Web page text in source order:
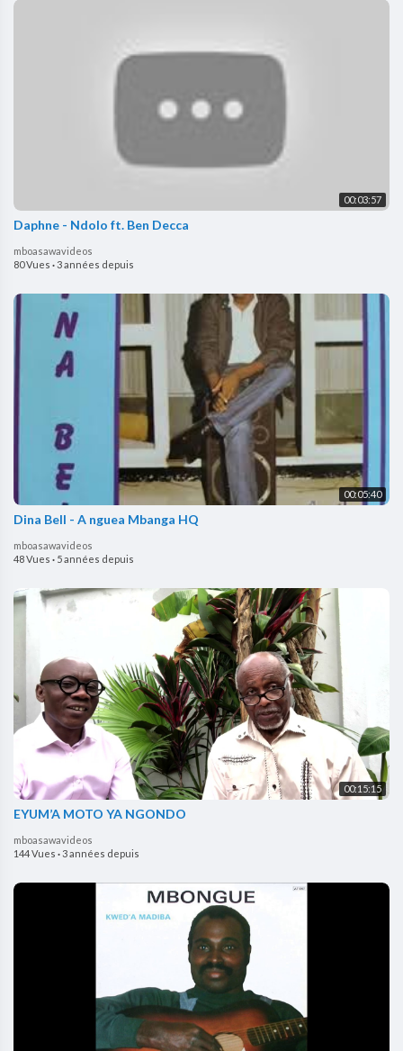
00:03:57
Daphne - Ndolo ft. Ben Decca
mboasawavideos
80 Vues ·3 années depuis
00:05:40
Dina Bell - A nguea Mbanga HQ
mboasawavideos
48 Vues · 5 années depuis
00:15:15
EYUM’A MOTO YA NGONDO
mboasawavideos
144 Vues ·3 années depuis